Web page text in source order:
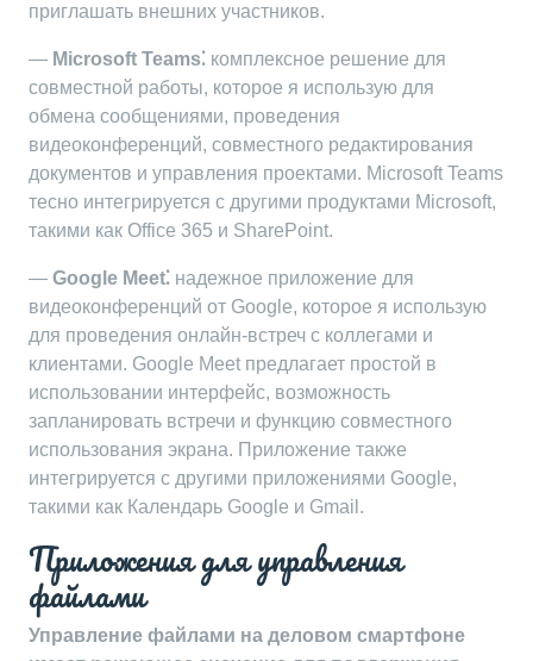
приглашать внешних участников.
— Microsoft Teams⁚ комплексное решение для
совместной работы, которое я использую для
обмена сообщениями, проведения
видеоконференций, совместного редактирования
документов и управления проектами. Microsoft Teams
тесно интегрируется с другими продуктами Microsoft,
такими как Office 365 и SharePoint.
— Google Meet⁚ надежное приложение для
видеоконференций от Google, которое я использую
для проведения онлайн-встреч с коллегами и
клиентами. Google Meet предлагает простой в
использовании интерфейс, возможность
запланировать встречи и функцию совместного
использования экрана. Приложение также
интегрируется с другими приложениями Google,
такими как Календарь Google и Gmail.
Приложения для управления
файлами
Управление файлами на деловом смартфоне